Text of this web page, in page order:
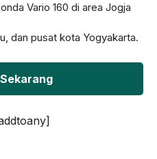
Vario 160 di area Jogja
dan pusat kota Yogyakarta.